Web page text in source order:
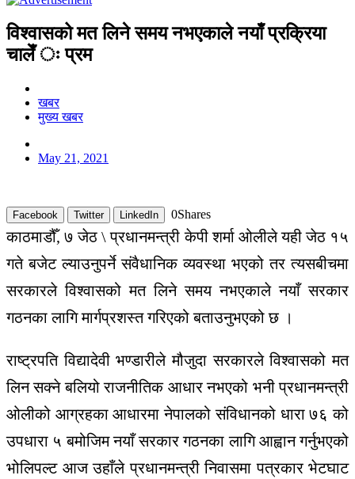
विश्वासको मत लिने समय नभएकाले नयाँ प्रक्रिया
चालेँ ः प्रम
खबर
मुख्य खबर
May 21, 2021
Facebook Twitter LinkedIn 0Shares
काठमाडौँ, ७ जेठ \ प्रधानमन्त्री केपी शर्मा ओलीले यही जेठ १५
गते बजेट ल्याउनुपर्ने संवैधानिक व्यवस्था भएको तर त्यसबीचमा
सरकारले विश्वासको मत लिने समय नभएकाले नयाँ सरकार
गठनका लागि मार्गप्रशस्त गरिएको बताउनुभएको छ ।
राष्ट्रपति विद्यादेवी भण्डारीले मौजुदा सरकारले विश्वासको मत
लिन सक्ने बलियो राजनीतिक आधार नभएको भनी प्रधानमन्त्री
ओलीको आग्रहका आधारमा नेपालको संविधानको धारा ७६ को
उपधारा ५ बमोजिम नयाँ सरकार गठनका लागि आह्वान गर्नुभएको
भोलिपल्ट आज उहाँले प्रधानमन्त्री निवासमा पत्रकार भेटघाट